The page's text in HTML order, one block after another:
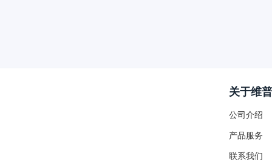
关于维普
公司介绍
产品服务
联系我们